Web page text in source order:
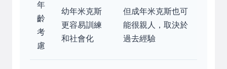
年
齡
考
慮
幼年米克斯
更容易訓練
和社會化
但成年米克斯也可
能很親人，取決於
過去經驗